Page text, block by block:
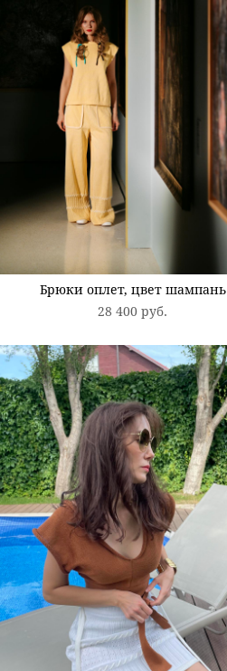
Брюки оплет, цвет шампань
28 400 pуб.